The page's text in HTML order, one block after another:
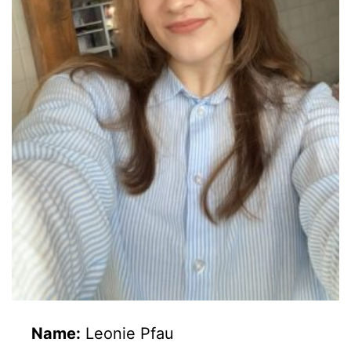
Name: Leonie Pfau